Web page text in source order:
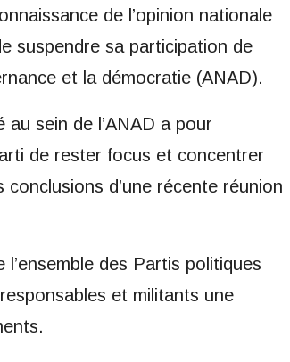
de l’opinion nationale
suspendre sa participation de
et la démocratie (ANAD).
sein de l’ANAD a pour
de rester focus et concentrer
d’une récente réunion
des Partis politiques
et militants une